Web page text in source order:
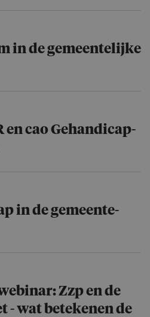
in de gemeente­lijke
en cao Gehandicap­
in de gemeente­
Zzp en de
- wat betekenen de